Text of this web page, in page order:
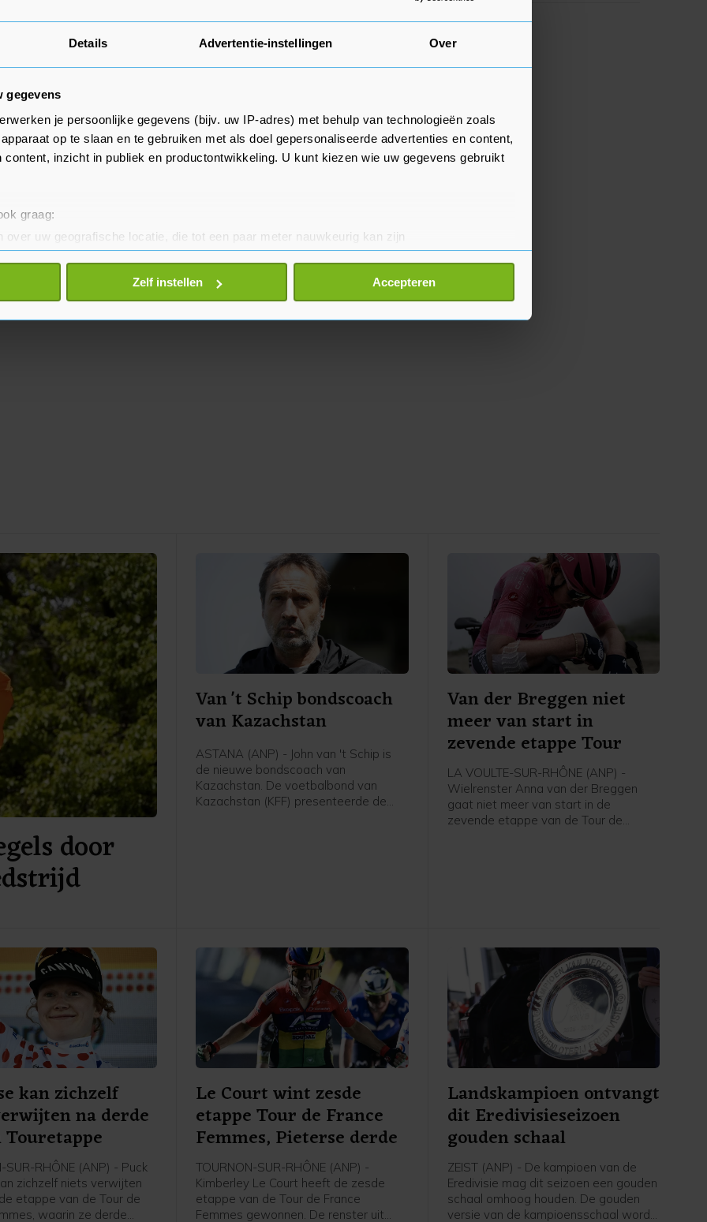
Details Advertentie-instellingen Over
gegevens
je persoonlijke gegevens (bijv. uw IP-adres) met behulp van technologieën zoals
op te slaan en te gebruiken met als doel gepersonaliseerde advertenties en content,
content, inzicht in publiek en productontwikkeling. U kunt kiezen wie uw gegevens gebruikt
graag:
over uw geografische locatie, die tot een paar meter nauwkeurig kan zijn
door het actief te scannen op specifieke eigenschappen (fingerprinting)
gegevens worden verwerkt en stel uw voorkeuren in het
detailgedeelte
of intrekken in de Cookieverklaring.
Zelf instellen Accepteren
herinneringen aan de
de derde race is. Vorig jaar
en eindigde hij
door
Van 't Schip bondscoach
van Kazachstan
ASTANA (ANP) - John van 't Schip is
de nieuwe bondscoach van
Kazachstan. De voetbalbond van
Kazachstan (KFF) presenteerde de
Van der Breggen niet
meer van start in
zevende etappe Tour
LA VOULTE-SUR-RHÔNE (ANP) -
Wielrenster Anna van der Breggen
gaat niet meer van start in de
zevende etappe van de Tour de
kan zichzelf
na derde
SUR-RHÔNE (ANP) - Puck
zichzelf niets verwijten
etappe van de Tour de
waarin ze derde
Le Court wint zesde
etappe Tour de France
Femmes, Pieterse derde
TOURNON-SUR-RHÔNE (ANP) -
Kimberley Le Court heeft de zesde
etappe van de Tour de France
Femmes gewonnen. De renster uit
Landskampioen ontvangt
dit Eredivisieseizoen
gouden schaal
ZEIST (ANP) - De kampioen van de
Eredivisie mag dit seizoen een gouden
schaal omhoog houden. De gouden
versie van de kampioensschaal wordt